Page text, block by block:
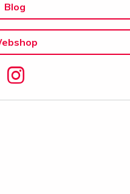
Blog